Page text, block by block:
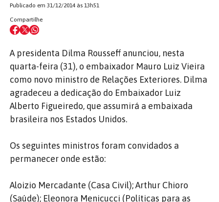
Publicado em 31/12/2014 às 13h51
Compartilhe
A presidenta Dilma Rousseff anunciou, nesta
quarta-feira (31), o embaixador Mauro Luiz Vieira
como novo ministro de Relações Exteriores. Dilma
agradeceu a dedicação do Embaixador Luiz
Alberto Figueiredo, que assumirá a embaixada
brasileira nos Estados Unidos.
Os seguintes ministros foram convidados a
permanecer onde estão:
Aloizio Mercadante (Casa Civil); Arthur Chioro
(Saúde); Eleonora Menicucci (Políticas para as